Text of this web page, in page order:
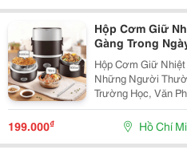
Hộp Cơm Giữ
Gàng Trong
Hộp Cơm Giữ
Những Người
Trường Học, Văn
Phẩm Giúp Duy Trì
Nhất Định, Đồng
Ngăn Nắp Và...
199.000₫ Hồ Chí